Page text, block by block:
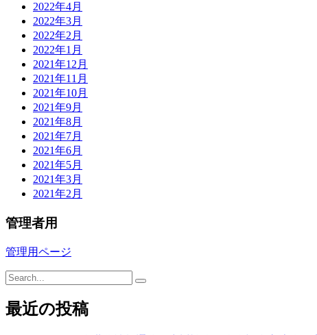
2022年4月
2022年3月
2022年2月
2022年1月
2021年12月
2021年11月
2021年10月
2021年9月
2021年8月
2021年7月
2021年6月
2021年5月
2021年3月
2021年2月
管理者用
管理用ページ
最近の投稿